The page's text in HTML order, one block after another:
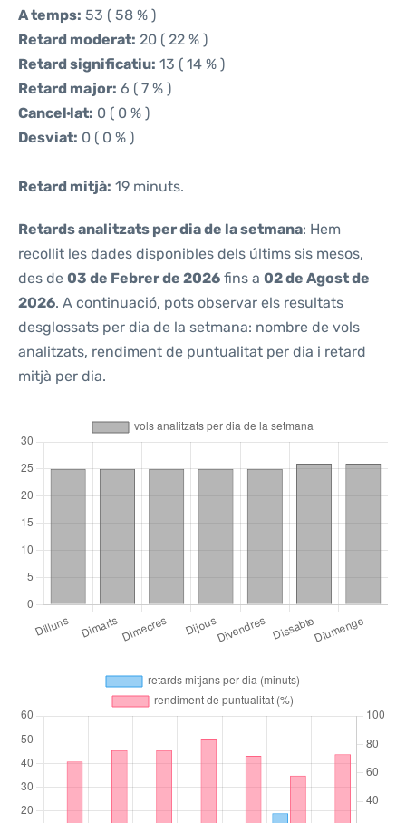
A temps: 53 ( 58 % )
Retard moderat: 20 ( 22 % )
Retard significatiu: 13 ( 14 % )
Retard major: 6 ( 7 % )
Cancel·lat: 0 ( 0 % )
Desviat: 0 ( 0 % )
Retard mitjà: 19 minuts.
Retards analitzats per dia de la setmana: Hem
recollit les dades disponibles dels últims sis mesos,
des de 03 de Febrer de 2026 fins a 02 de Agost de
2026. A continuació, pots observar els resultats
desglossats per dia de la setmana: nombre de vols
analitzats, rendiment de puntualitat per dia i retard
mitjà per dia.